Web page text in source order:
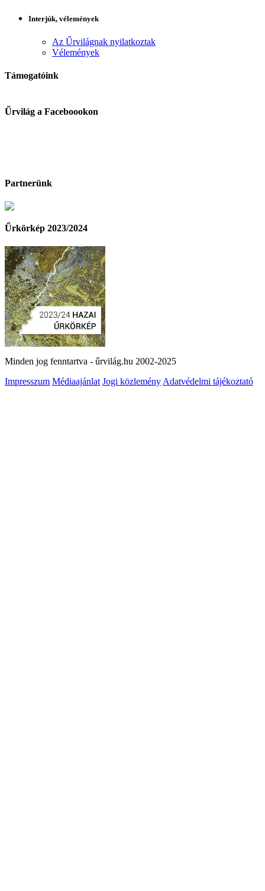
Interjúk, vélemények
Az Űrvilágnak nyilatkoztak
Vélemények
Támogatóink
Űrvilág a Faceboookon
Partnerünk
Űrkörkép 2023/2024
Minden jog fenntartva - űrvilág.hu 2002-2025
Impresszum Médiaajánlat Jogi közlemény Adatvédelmi tájékoztató